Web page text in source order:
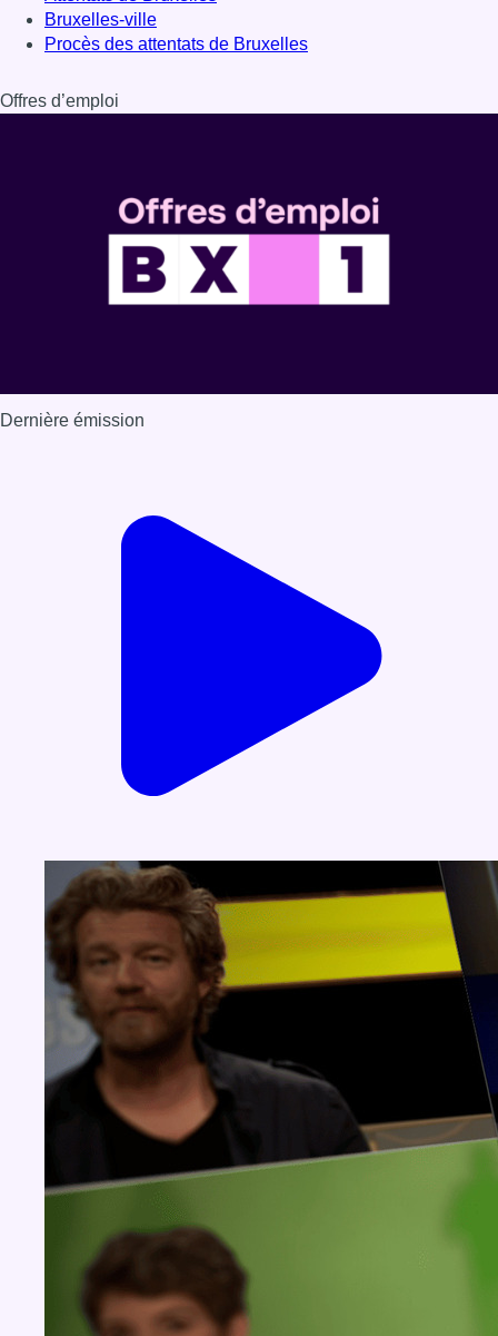
Bruxelles-ville
Procès des attentats de Bruxelles
Offres d’emploi
Dernière émission